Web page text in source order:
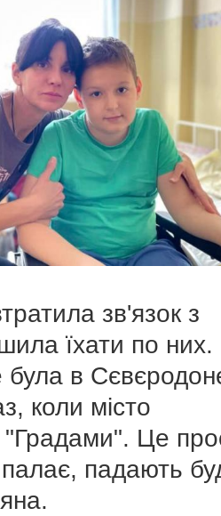
зв'язок з
їхати по
в
коли місто
"Градами". Це
падають